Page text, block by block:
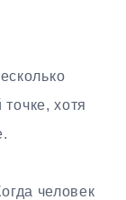
хотя
человек